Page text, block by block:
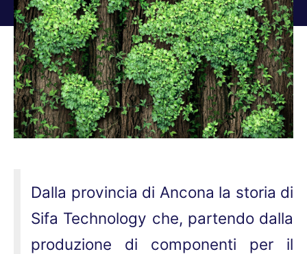
Tu sei qui:
Dalla provincia di Ancona la storia di
Sifa Technology che, partendo dalla
produzione di componenti per il